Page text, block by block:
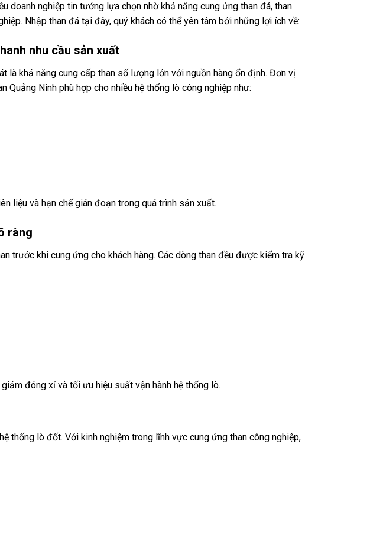
doanh nghiệp tin tưởng lựa chọn nhờ khả năng cung ứng than đá, than
Nhập than đá tại đây, quý khách có thể yên tâm bởi những lợi ích về:
nhu cầu sản xuất
là khả năng cung cấp than số lượng lớn với nguồn hàng ổn định. Đơn vị
Quảng Ninh phù hợp cho nhiều hệ thống lò công nghiệp như:
liệu và hạn chế gián đoạn trong quá trình sản xuất.
ràng
trước khi cung ứng cho khách hàng. Các dòng than đều được kiểm tra kỹ
đóng xỉ và tối ưu hiệu suất vận hành hệ thống lò.
thống lò đốt. Với kinh nghiệm trong lĩnh vực cung ứng than công nghiệp,